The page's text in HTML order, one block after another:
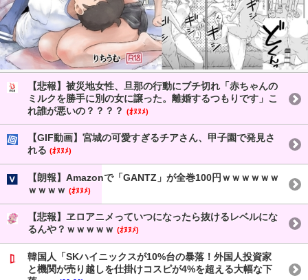
【悲報】被災地女性、旦那の行動にブチ切れ「赤ちゃんの
ミルクを勝手に別の女に譲った。離婚するつもりです」こ
れ誰が悪いの？？？？ (ｵﾇﾇﾒ)
【GIF動画】宮城の可愛すぎるチアさん、甲子園で発見さ
れる (ｵﾇﾇﾒ)
【朗報】Amazonで「GANTZ」が全巻100円ｗｗｗｗｗｗ
ｗｗｗｗ (ｵﾇﾇﾒ)
【悲報】ヱロアニメっていつになったら抜けるレベルにな
るんや？ｗｗｗｗｗ (ｵﾇﾇﾒ)
韓国人「SKハイニックスが10%台の暴落！外国人投資家
と機関が売り越しを仕掛けコスピが4%を超える大幅な下